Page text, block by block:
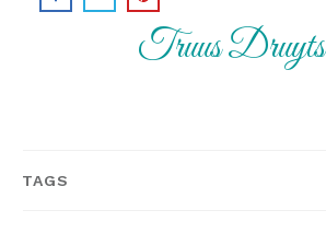
Truus Druyts
TAGS